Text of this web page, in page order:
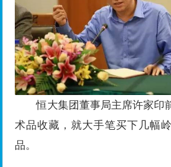
恒大集团董事局主席许家印
术品收藏，就大手笔买下几幅
品。